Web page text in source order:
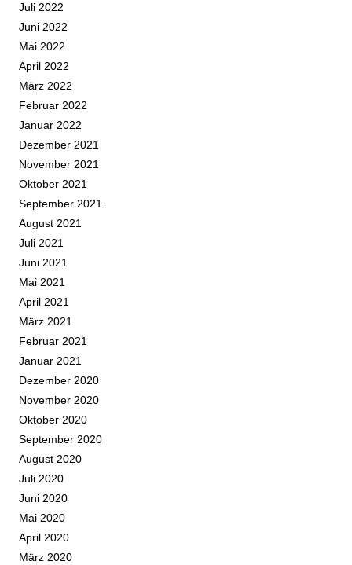
Juli 2022
Juni 2022
Mai 2022
April 2022
März 2022
Februar 2022
Januar 2022
Dezember 2021
November 2021
Oktober 2021
September 2021
August 2021
Juli 2021
Juni 2021
Mai 2021
April 2021
März 2021
Februar 2021
Januar 2021
Dezember 2020
November 2020
Oktober 2020
September 2020
August 2020
Juli 2020
Juni 2020
Mai 2020
April 2020
März 2020